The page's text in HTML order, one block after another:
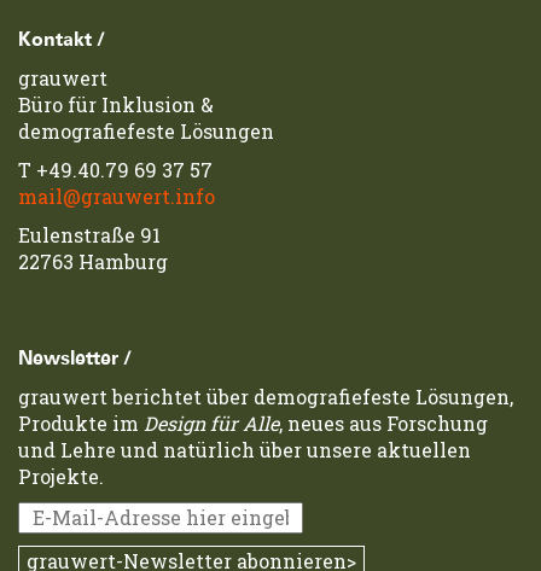
Footerzeile
Kontakt /
grauwert
Büro für Inklusion &
demografiefeste Lösungen
T +49.40.79 69 37 57
mail@grauwert.info
Eulenstraße 91
22763 Hamburg
Newsletter /
grauwert berichtet über demografiefeste Lösungen,
Produkte im Design für Alle, neues aus Forschung
und Lehre und natürlich über unsere aktuellen
Projekte.